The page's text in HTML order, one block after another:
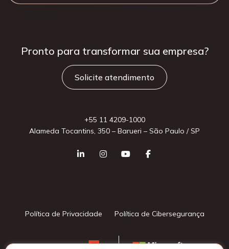
Pronto para transformar sua empresa?
Solicite atendimento
+55 11 4209-1000
Alameda Tocantins, 350 – Barueri – São Paulo / SP
Política de Privacidade Política de Cibersegurança